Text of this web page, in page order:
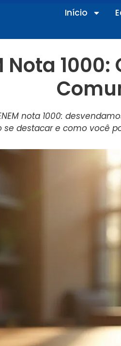
Início
Nota
nota 1000:
se destacar e como você